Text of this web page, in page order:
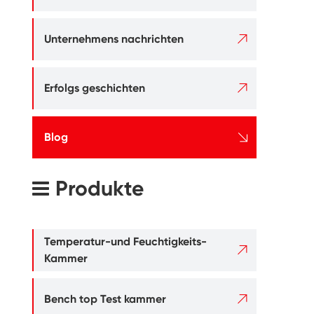
Unternehmens nachrichten 
Erfolgs geschichten 
Blog 
Produkte
Temperatur-und Feuchtigkeits-
Kammer

Bench top Test kammer 